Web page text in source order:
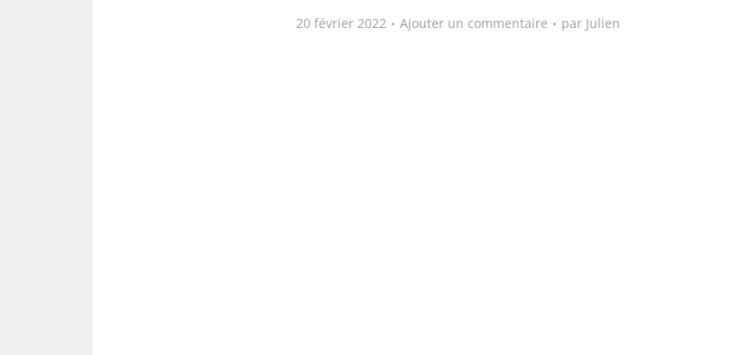
20 février 2022 Ajouter un commentaire par Julien